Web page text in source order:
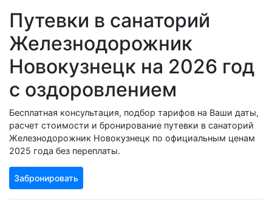
Путевки в санаторий
Железнодорожник
Новокузнецк на 2026 год
с оздоровлением
Бесплатная консультация, подбор тарифов на Ваши даты,
расчет стоимости и бронирование путевки в санаторий
Железнодорожник Новокузнецк по официальным ценам
2025 года без переплаты.
Забронировать